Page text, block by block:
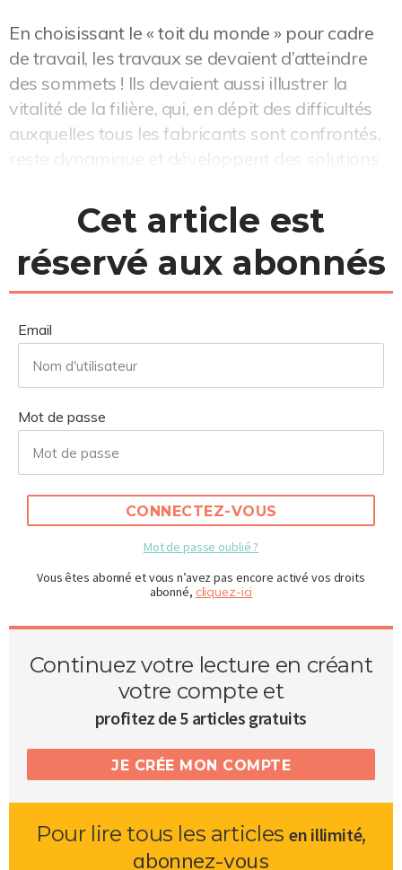
En choisissant le « toit du monde » pour cadre
de travail, les travaux se devaient d’atteindre
des sommets ! Ils devaient aussi illustrer la
vitalité de la filière, qui, en dépit des difficultés
auxquelles tous les fabricants sont confrontés,
reste dynamique et développent des solutions
effectivement respecté, ...
Cet article est
réservé aux abonnés
Email
Mot de passe
CONNECTEZ-VOUS
Mot de passe oublié ?
Vous êtes abonné et vous n’avez pas encore activé vos droits
abonné, cliquez-ici
Continuez votre lecture en créant
votre compte et
profitez de 5 articles gratuits
JE CRÉE MON COMPTE
Pour lire tous les articlesen illimité,
abonnez-vous